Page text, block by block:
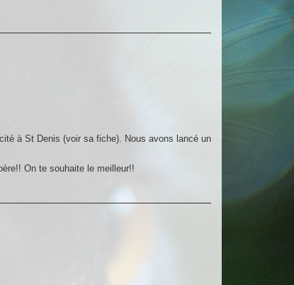
à St Denis (voir sa fiche). Nous avons lancé un
On te souhaite le meilleur!!